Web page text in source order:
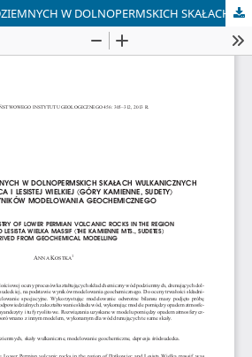
CHEMIZM WÓD PODZIEMNYCH W DOLNOPERMSKICH SKAŁACH WULKANICZNYCH MASYWU DZIKOWCA I LESISTEJ WIELKIEJ (GÓRY KAMIENNE, SUDETY) W ŚWIETLE WYNIKÓW MODELOWANIA GEOCHEMICZNEGO